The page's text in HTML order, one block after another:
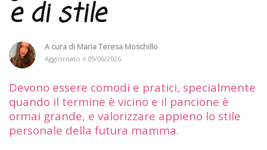
e di stile
A cura di Maria Teresa Moschillo
Aggiornato il 09/06/2026
Devono essere comodi e pratici, specialmente
quando il termine è vicino e il pancione è
ormai grande, e valorizzare appieno lo stile
personale della futura mamma.